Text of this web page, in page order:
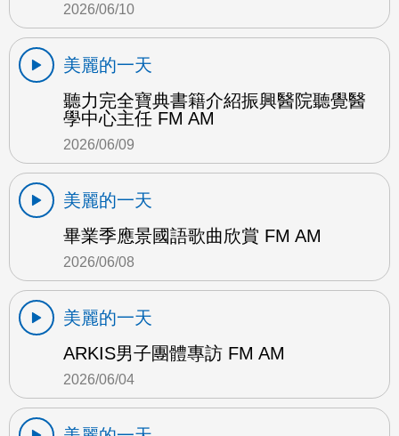
2026/06/10
美麗的一天
聽力完全寶典書籍介紹振興醫院聽覺醫
學中心主任 FM AM
2026/06/09
美麗的一天
畢業季應景國語歌曲欣賞 FM AM
2026/06/08
美麗的一天
ARKIS男子團體專訪 FM AM
2026/06/04